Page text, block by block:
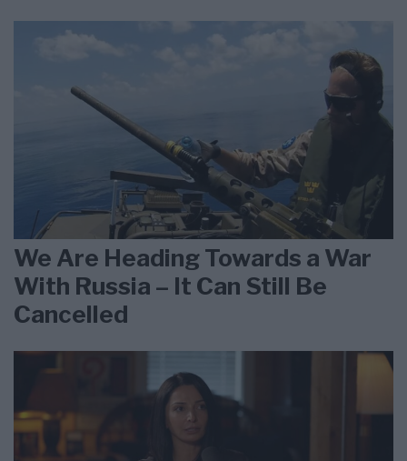
We Are Heading Towards a War
With Russia – It Can Still Be
Cancelled